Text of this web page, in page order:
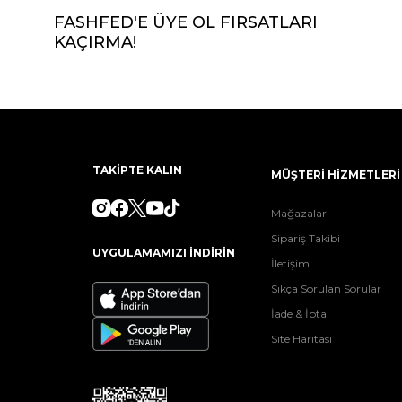
FASHFED'E ÜYE OL FIRSATLARI
KAÇIRMA!
TAKİPTE KALIN
UYGULAMAMIZI İNDİRİN
MÜŞTERİ HİZMETLERİ
Mağazalar
Sipariş Takibi
İletişim
Sıkça Sorulan Sorular
İade & İptal
Site Haritası